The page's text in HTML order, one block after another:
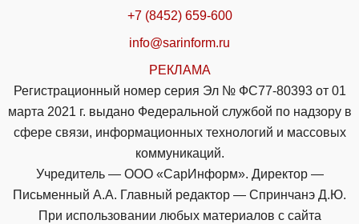
+7 (8452) 659-600
info@sarinform.ru
РЕКЛАМА
Регистрационный номер серия Эл № ФС77-80393 от 01
марта 2021 г. выдано Федеральной службой по надзору в
сфере связи, информационных технологий и массовых
коммуникаций.
Учредитель — ООО «СарИнформ». Директор —
Письменный А.А. Главный редактор — Спринчанэ Д.Ю.
При использовании любых материалов с сайта